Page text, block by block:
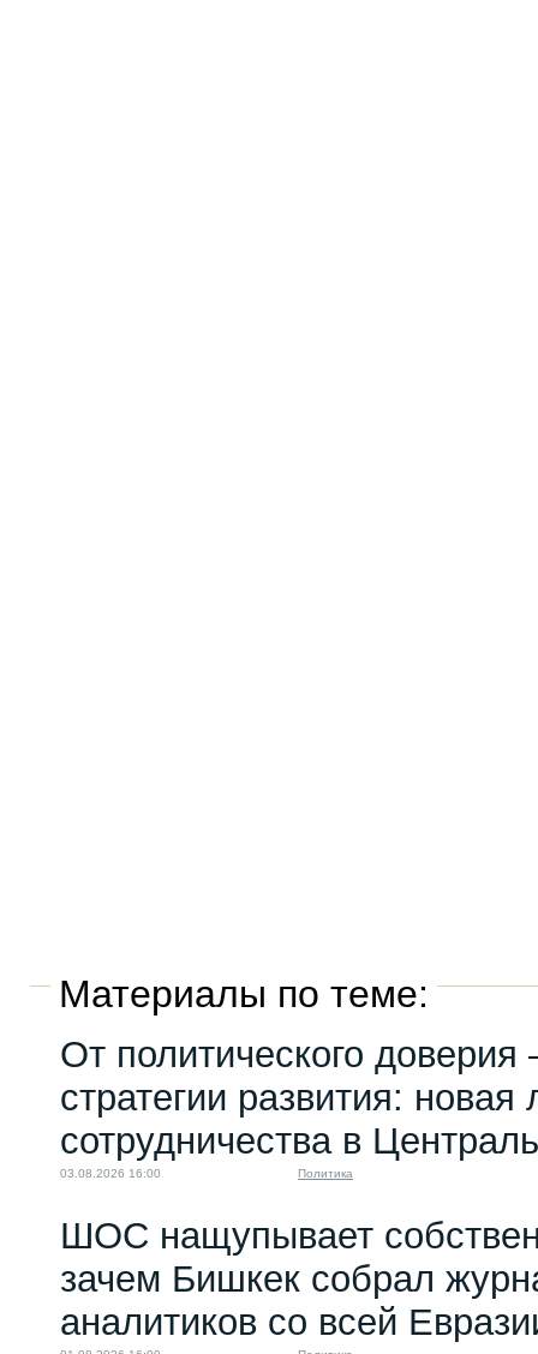
Материалы по теме:
От политического
стратегии развития: новая
сотрудничества в
03.08.2026 16:00 Политика
ШОС нащупывает
зачем Бишкек собрал
аналитиков со всей